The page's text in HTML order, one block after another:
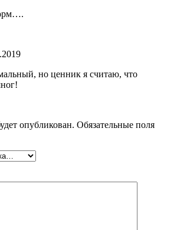
но ценник я считаю, что
опубликован. Обязательные поля